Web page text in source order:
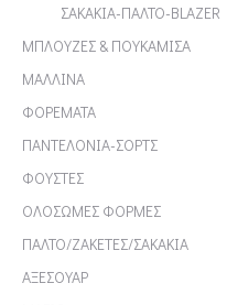
ΣΑΚΑΚΙΑ-ΠΑΛΤΟ-BLAZER
ΜΠΛΟΥΖΕΣ & ΠΟΥΚΑΜΙΣΑ
ΜΑΛΛΙΝΑ
ΦΟΡΕΜΑΤΑ
ΠΑΝΤΕΛΟΝΙΑ-ΣΟΡΤΣ
ΦΟΥΣΤΕΣ
ΟΛΟΣΩΜΕΣ ΦΟΡΜΕΣ
ΠΑΛΤΟ/ΖΑΚΕΤΕΣ/ΣΑΚΑΚΙΑ
ΑΞΕΣΟΥΑΡ